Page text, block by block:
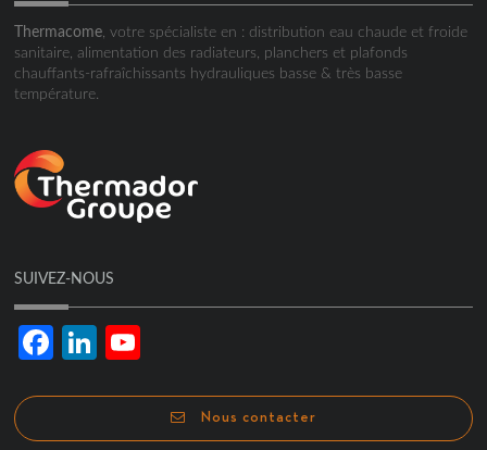
Thermacome, votre spécialiste en : distribution eau chaude et froide
sanitaire, alimentation des radiateurs, planchers et plafonds
chauffants-rafraîchissants hydrauliques basse & très basse
température.
SUIVEZ-NOUS
FacebookLinkedIn
Nous contacter